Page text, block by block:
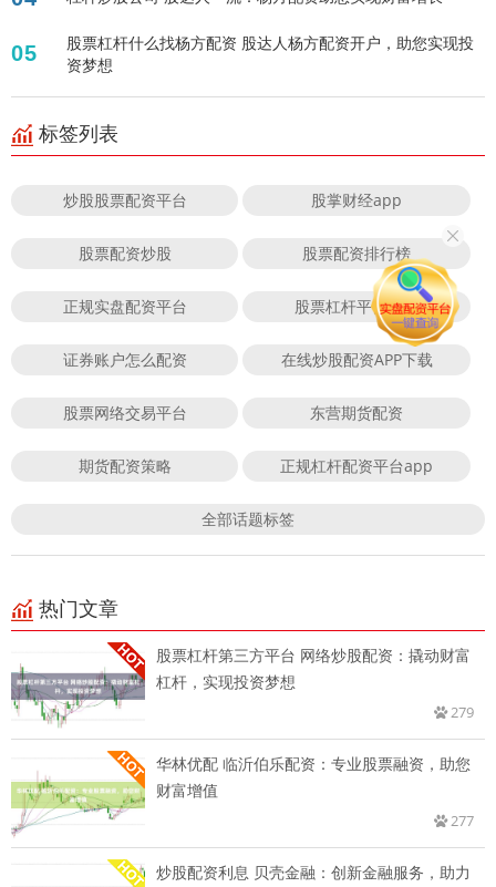
05
股票杠杆什么找杨方配资 股达人杨方配资开户，助您实现投
资梦想
标签列表
炒股股票配资平台 股掌财经app
股票配资炒股 股票配资排行榜
正规实盘配资平台 股票杠杆平台排行
证券账户怎么配资 在线炒股配资APP下载
股票网络交易平台 东营期货配资
期货配资策略 正规杠杆配资平台app
全部话题标签
热门文章
股票杠杆第三方平台 网络炒股配资：撬动财富
杠杆，实现投资梦想
279
华林优配 临沂伯乐配资：专业股票融资，助您
财富增值
277
炒股配资利息 贝壳金融：创新金融服务，助力